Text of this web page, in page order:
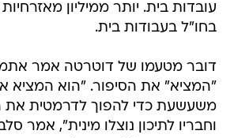
עובדות בית. יותר ממיליון
בחו"ל בעבודות בית.
דובר מטעמו של דוטרטה אמר
"המציא" את הסיפור. "הוא המציא
משעשעת כדי להפוך לדרמטית את
וחבריו לתיכון נוצלו מינית", אמר